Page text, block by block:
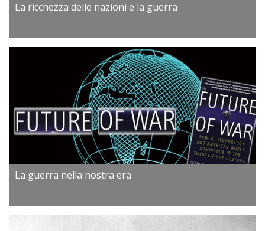
La ricchezza delle nazioni e la guerra
La guerra nella nostra era